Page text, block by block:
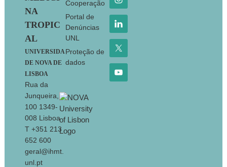
NA
TROPIC
AL
UNIVERSIDA
DE NOVA DE
LISBOA
Rua da
Junqueira,
100 1349-
008 Lisboa
T +351 213
652 600
geral@ihmt.
unl.pt
Cooperação
Portal de
Denúncias
UNL
Proteção de
dados